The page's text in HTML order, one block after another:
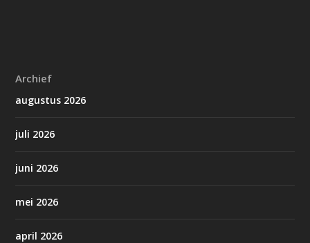
Archief
augustus 2026
juli 2026
juni 2026
mei 2026
april 2026